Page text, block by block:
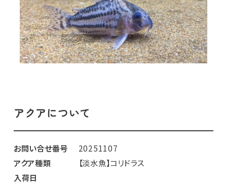
アクアについて
お問い合せ番号
20251107
アクア種類
【淡水魚】コリドラス
入荷日